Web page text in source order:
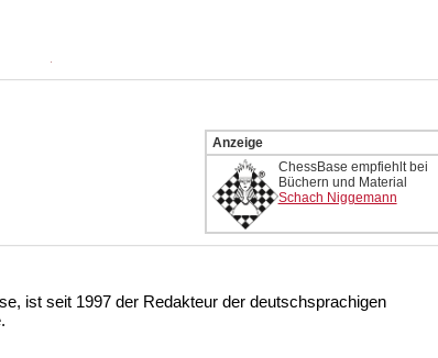
Anzeige
ChessBase empfiehlt bei
Büchern und Material
Schach Niggemann
ist seit 1997 der Redakteur der deutschsprachigen